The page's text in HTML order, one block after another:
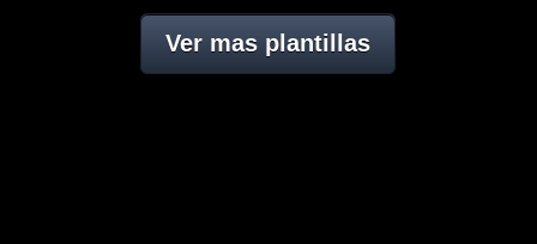
Ver mas plantillas